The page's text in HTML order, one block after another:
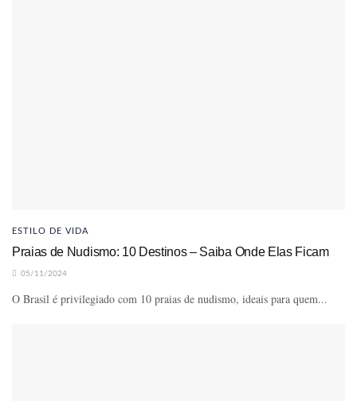
ESTILO DE VIDA
Praias de Nudismo: 10 Destinos – Saiba Onde Elas Ficam
05/11/2024
O Brasil é privilegiado com 10 praias de nudismo, ideais para quem...